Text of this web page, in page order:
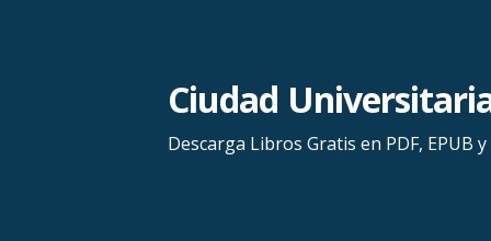
Ciudad
Descarga Libros Gratis en PDF, EPUB y